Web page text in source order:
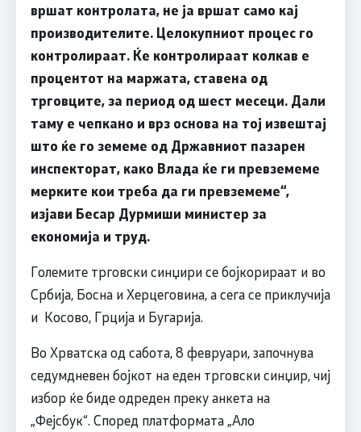
вршат контролата, не ја вршат само кај
производителите. Целокупниот процес го
контролираат. Ќе контролираат колкав е
процентот на маржата, ставена од
трговците, за период од шест месеци. Дали
таму е чепкано и врз основа на тој извештај
што ќе го земеме од Државниот пазарен
инспекторат, како Влада ќе ги превземеме
мерките кои треба да ги превземеме“,
изјави Бесар Дурмиши министер за
економија и труд.
Големите трговски синџири се бојкорираат и во
Србија, Босна и Херцеговина, а сега се приклучија
и Косово, Грција и Бугарија.
Во Хрватска од сабота, 8 февруари, започнува
седумдневен бојкот на еден трговски синџир, чиј
избор ќе биде одреден преку анкета на
„Фејсбук“. Според платформата „Ало